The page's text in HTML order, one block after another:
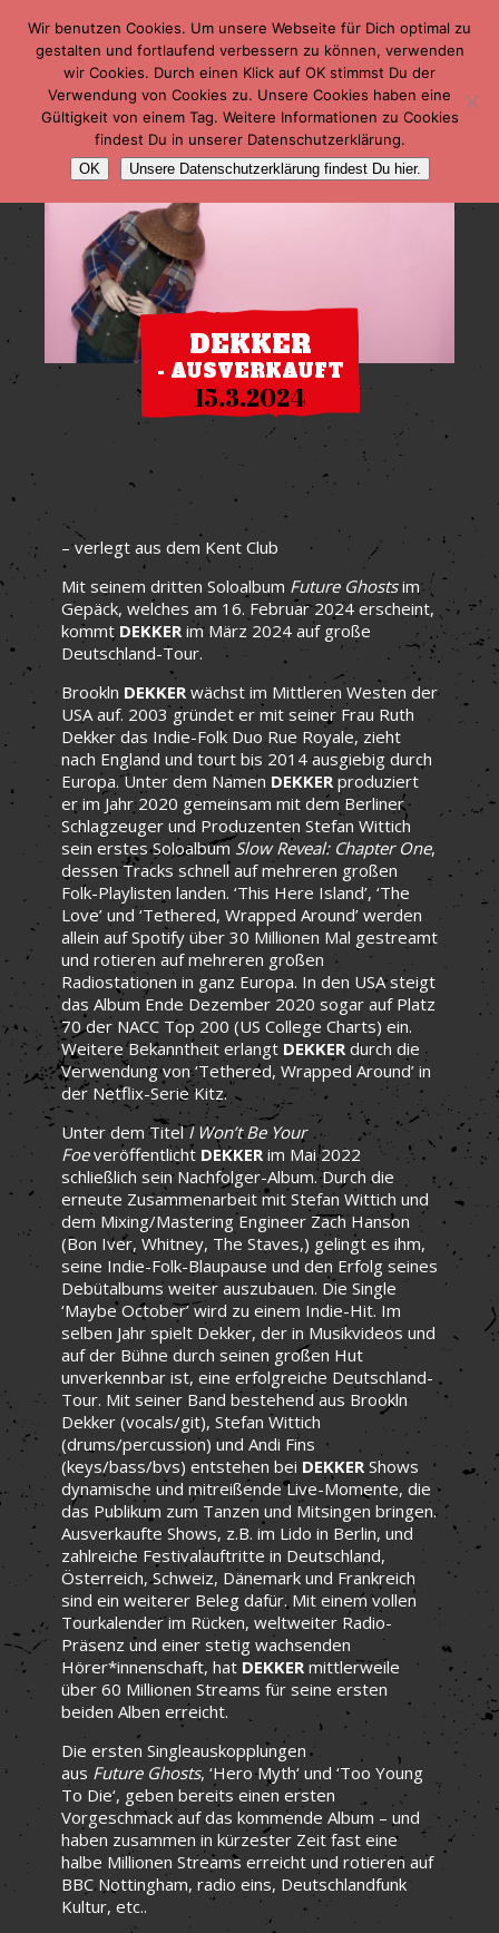
DEKKER
- AUSVERKAUFT
15.3.2024
– verlegt aus dem Kent Club
Mit seinem dritten Soloalbum Future Ghostsim
Gepäck, welches am 16. Februar 2024 erscheint,
kommt DEKKER im März 2024 auf große
Deutschland-Tour.
Brookln DEKKER wächst im Mittleren Westen der
USA auf. 2003 gründet er mit seiner Frau Ruth
Dekker das Indie-Folk Duo Rue Royale, zieht
nach England und tourt bis 2014 ausgiebig durch
Europa. Unter dem Namen DEKKER produziert
er im Jahr 2020 gemeinsam mit dem Berliner
Schlagzeuger und Produzenten Stefan Wittich
sein erstes Soloalbum Slow Reveal: Chapter One,
dessen Tracks schnell auf mehreren großen
Folk-Playlisten landen. ‘This Here Island’, ‘The
Love’ und ‘Tethered, Wrapped Around’ werden
allein auf Spotify über 30 Millionen Mal gestreamt
und rotieren auf mehreren großen
Radiostationen in ganz Europa. In den USA steigt
das Album Ende Dezember 2020 sogar auf Platz
70 der NACC Top 200 (US College Charts) ein.
Weitere Bekanntheit erlangt DEKKER durch die
Verwendung von ‘Tethered, Wrapped Around’ in
der Netflix-Serie Kitz.
Unter dem TitelI Won’t Be Your
Foeveröffentlicht DEKKERim Mai 2022
schließlich sein Nachfolger-Album. Durch die
erneute Zusammenarbeit mit Stefan Wittich und
dem Mixing/Mastering Engineer Zach Hanson
(Bon Iver, Whitney, The Staves,) gelingt es ihm,
seine Indie-Folk-Blaupause und den Erfolg seines
Debütalbums weiter auszubauen. Die Single
‘Maybe October’ wird zu einem Indie-Hit. Im
selben Jahr spielt Dekker, der in Musikvideos und
auf der Bühne durch seinen großen Hut
unverkennbar ist, eine erfolgreiche Deutschland-
Tour. Mit seiner Band bestehend aus Brookln
Dekker (vocals/git), Stefan Wittich
(drums/percussion) und Andi Fins
(keys/bass/bvs) entstehen bei DEKKER Shows
dynamische und mitreißende Live-Momente, die
das Publikum zum Tanzen und Mitsingen bringen.
Ausverkaufte Shows, z.B. im Lido in Berlin, und
zahlreiche Festivalauftritte in Deutschland,
Österreich, Schweiz, Dänemark und Frankreich
sind ein weiterer Beleg dafür. Mit einem vollen
Tourkalender im Rücken, weltweiter Radio-
Präsenz und einer stetig wachsenden
Hörer*innenschaft, hat DEKKER mittlerweile
über 60 Millionen Streams für seine ersten
beiden Alben erreicht.
Die ersten Singleauskopplungen
aus Future Ghosts, ‘Hero Myth‘ und ‘Too Young
To Die‘, geben bereits einen ersten
Vorgeschmack auf das kommende Album – und
haben zusammen in kürzester Zeit fast eine
halbe Millionen Streams erreicht und rotieren auf
BBC Nottingham, radio eins, Deutschlandfunk
Kultur, etc..
Wir benutzen Cookies. Um unsere Webseite für Dich optimal zu
gestalten und fortlaufend verbessern zu können, verwenden
wir Cookies. Durch einen Klick auf OK stimmst Du der
Verwendung von Cookies zu. Unsere Cookies haben eine
Gültigkeit von einem Tag. Weitere Informationen zu Cookies
findest Du in unserer Datenschutzerklärung.
OK Unsere Datenschutzerklärung findest Du hier.